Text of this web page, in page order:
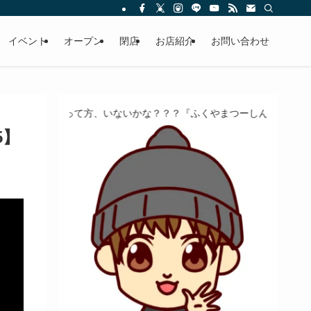
イベント オープン 閉店 お店紹介 お問い合わせ
方、いないかな？？？『ふくやまつーしん』でちょっとしたバイト